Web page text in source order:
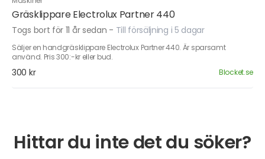
Gräsklippare Electrolux Partner 440
Togs bort för 11 år sedan - Till försäljning i 5 dagar
Säljer en handgräsklippare Electrolux Partner 440. Är sparsamt
använd. Pris 300:-kr eller bud.
300 kr Blocket.se
Hittar du inte det du söker?